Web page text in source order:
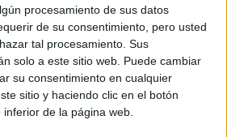
procesamiento de sus datos
de su consentimiento, pero usted
tal procesamiento. Sus
solo a este sitio web. Puede cambiar
su consentimiento en cualquier
sitio y haciendo clic en el botón
de la página web.
reservas del nuevo